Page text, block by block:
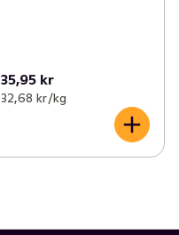
35,95 kr
32,68 kr /kg